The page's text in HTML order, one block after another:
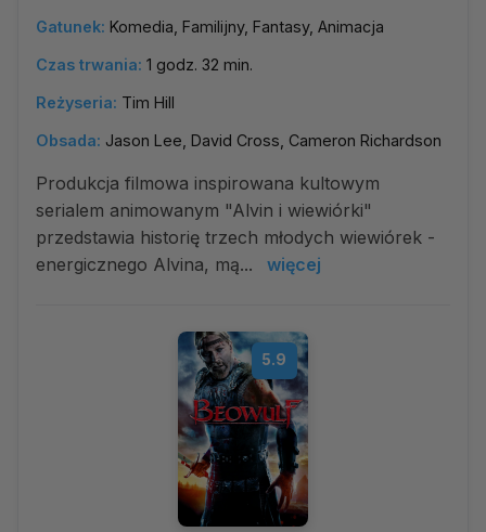
Gatunek: Komedia, Familijny, Fantasy, Animacja
Czas trwania: 1 godz. 32 min.
Reżyseria: Tim Hill
Obsada: Jason Lee, David Cross, Cameron Richardson
Produkcja filmowa inspirowana kultowym
serialem animowanym "Alvin i wiewiórki"
przedstawia historię trzech młodych wiewiórek -
energicznego Alvina, mą...
więcej
5.9